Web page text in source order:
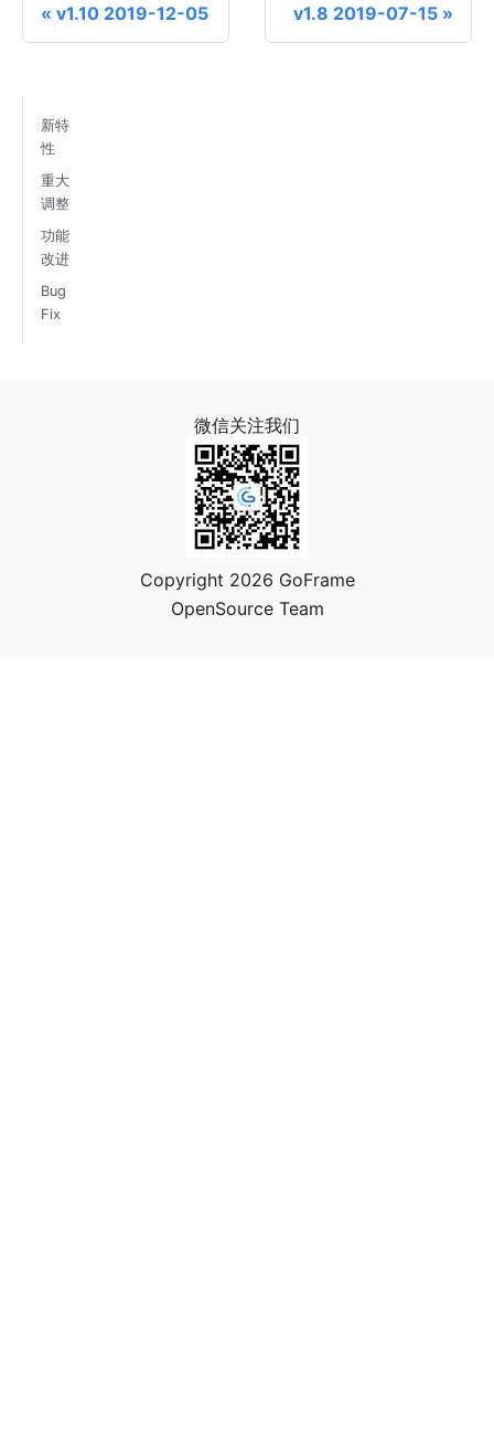
v1.10 2019-12-05 v1.8 2019-07-15
新特
性
重大
调整
功能
改进
Bug
Fix
微信关注我们
Copyright 2026 GoFrame
OpenSource Team